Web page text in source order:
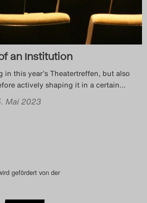
an Institution
this year’s Theatertreffen, but also
actively shaping it in a certain…
Mai 2023
gefördert von der